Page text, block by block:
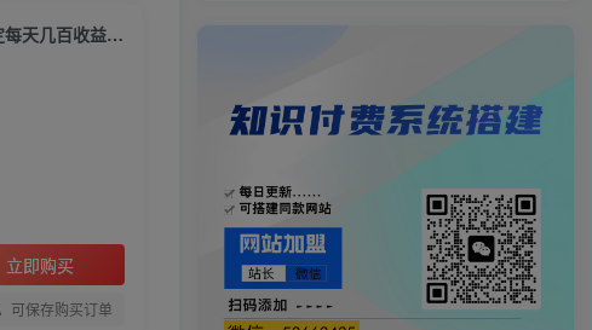
（10397期）利用AI工具，每天10分钟，享受今日头条单账号的稳定每天几百收益，可批…
立即购买
可保存购买订单